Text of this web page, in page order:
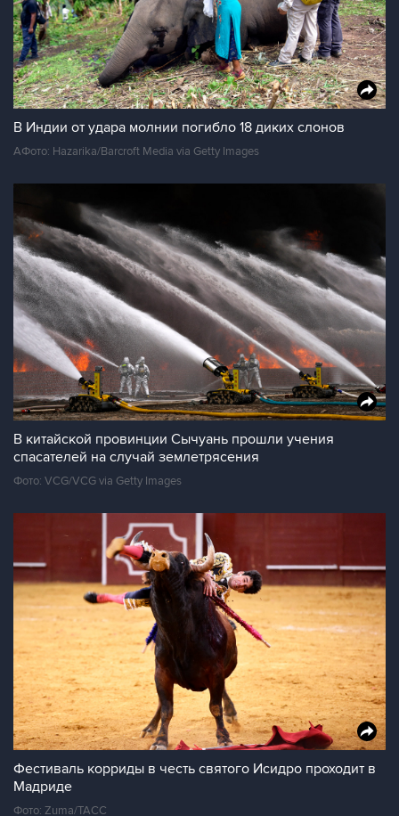
В Индии от удара молнии погибло 18 диких слонов
AФото: Hazarika/Barcroft Media via Getty Images
В китайской провинции Сычуань прошли учения
спасателей на случай землетрясения
Фото: VCG/VCG via Getty Images
Фестиваль корриды в честь святого Исидро проходит в
Мадриде
Фото: Zuma/ТАСС